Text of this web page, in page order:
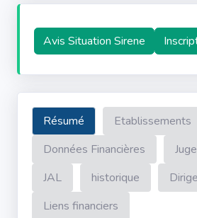
Avis Situation Sirene
Résumé
Etablissements
Données Financières
JAL
historique
Liens financiers